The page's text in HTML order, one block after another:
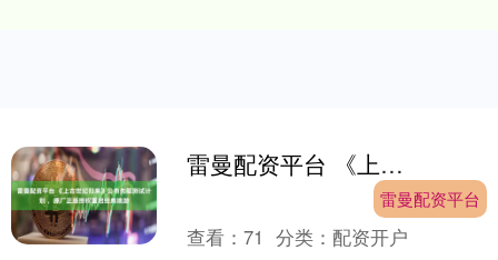
雷曼配资平台 《上古世纪归来》公布先驱测试计划 ，原厂正版授权重启经典端游
雷曼配资平台
查看：71 分类：配资开户